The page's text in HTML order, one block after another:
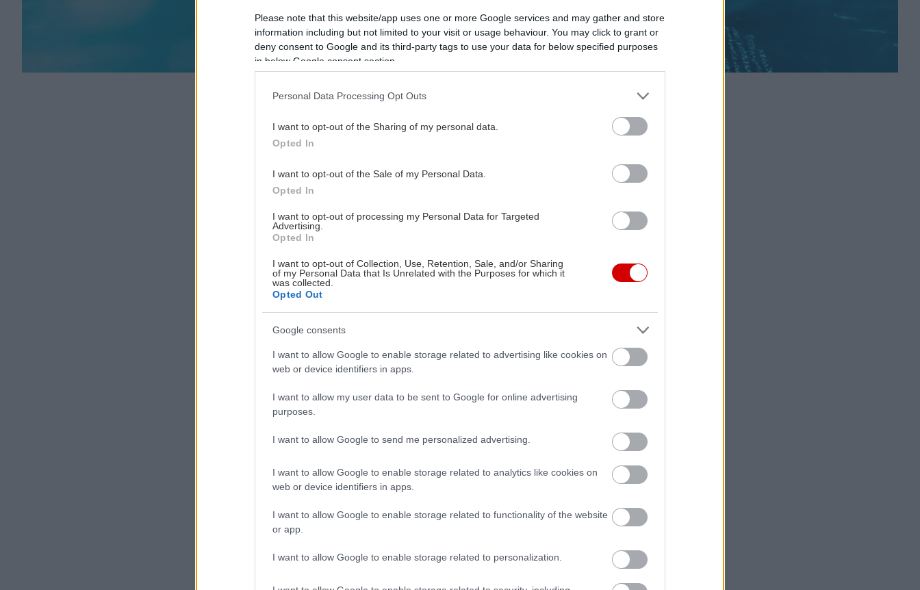
Please note that this website/app uses one or more Google services and may gather and store
information including but not limited to your visit or usage behaviour. You may click to grant or
deny consent to Google and its third-party tags to use your data for below specified purposes
in below Google consent section.
Personal Data Processing Opt Outs
I want to opt-out of the Sharing of my personal data.
Opted In
I want to opt-out of the Sale of my Personal Data.
Opted In
I want to opt-out of processing my Personal Data for Targeted
Advertising.
Opted In
I want to opt-out of Collection, Use, Retention, Sale, and/or Sharing
of my Personal Data that Is Unrelated with the Purposes for which it
was collected.
Opted Out
Google consents
I want to allow Google to enable storage related to advertising like cookies on
web or device identifiers in apps.
I want to allow my user data to be sent to Google for online advertising
purposes.
I want to allow Google to send me personalized advertising.
I want to allow Google to enable storage related to analytics like cookies on
web or device identifiers in apps.
I want to allow Google to enable storage related to functionality of the website
or app.
I want to allow Google to enable storage related to personalization.
η νέα, ολοκληρωμένησειρά υπηρεσιών δικτύωσης νέας γενιάς
, που προσφέρει στις επιχειρήσεις